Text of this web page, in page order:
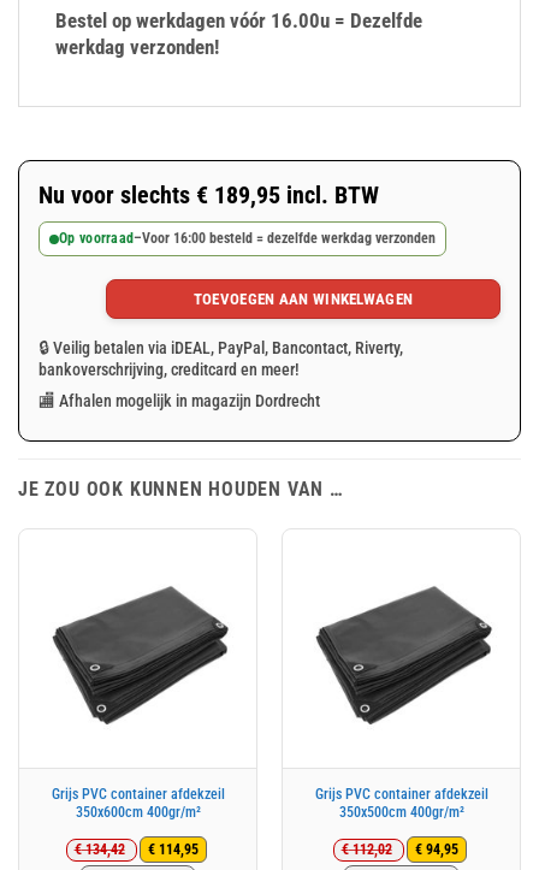
Bestel op werkdagen vóór 16.00u = Dezelfde
werkdag verzonden!
Nu voor slechts € 189,95 incl. BTW
Op voorraad –Voor 16:00 besteld = dezelfde werkdag verzonden
TOEVOEGEN AAN WINKELWAGEN
🔒 Veilig betalen via iDEAL, PayPal, Bancontact, Riverty,
bankoverschrijving, creditcard en meer!
🏬 Afhalen mogelijk in magazijn Dordrecht
JE ZOU OOK KUNNEN HOUDEN VAN …
Grijs PVC container afdekzeil
350x600cm 400gr/m²
€134,42
€ 114,95
Grijs PVC container afdekzeil
350x500cm 400gr/m²
€112,02
€ 94,95